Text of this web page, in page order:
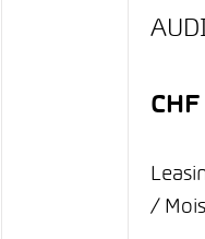
/ Mois